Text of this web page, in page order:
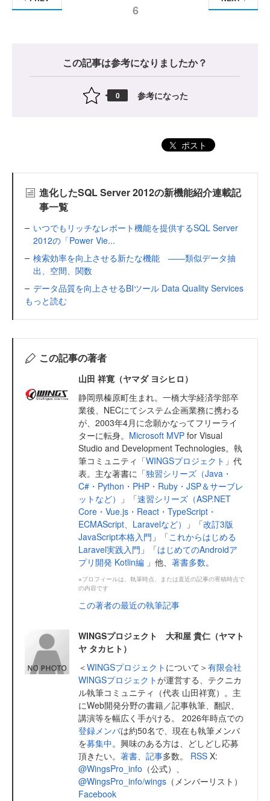
6
この記事は参考になりましたか？
0 参考になった
ポスト
進化したSQL Server 2012の新機能紹介連載記
事一覧
いつでもリッチなレポート機能を提供するSQL Server
2012の「Power Vie...
検索効率を向上させる新たな機能 ――類似データ抽
出、空間、関数
データ品質を向上させるBIツール Data Quality Services
もっと読む
この記事の著者
山田 祥寛（ヤマダ ヨシヒロ）
静岡県榛原町生まれ。一橋大学経済学部卒
業後、NECにてシステム企画業務に携わる
が、2003年4月に念願かなってフリーライ
ターに転身。 Microsoft MVP for Visual
Studio and Development Technologies。執
筆コミュニティ「WINGSプロジェクト 」代
表。主な著書に「独習シリーズ（Java・
C#・Python・PHP・Ruby・JSP＆サーブレ
ットなど）
」「速習シリーズ（ASP.NET
Core・Vue.js・React・TypeScript・
ECMAScript、Laravelなど）
」「改訂3版
JavaScript本格入門 」「これからはじめる
Laravel実践入門 」「はじめてのAndroidア
プリ開発 Kotlin編 」他、 著書多数。
※プロフィールは、執筆時点、または直近の記事の寄稿時点で
の内容です
この著者の最近の執筆記事
WINGSプロジェクト 大和屋 貴仁（ヤマト
ヤ タカヒト）
＜WINGSプロジェクト について＞有限会社
WINGSプロジェクトが運営する、テクニカ
ル執筆コミュニティ（代表 山田祥寛）。主
にWeb開発分野の書籍／記事執筆、翻訳、
講演等を幅広く手がける。 2026年時点での
登録メンバは約50名で、現在も執筆メンバ
を募集中。興味のある方は、どしどし応募
頂きたい。 著書、 記事多数。 RSS X:
@WingsPro_info （公式）、
@WingsPro_info/wings （メンバーリスト）
Facebook